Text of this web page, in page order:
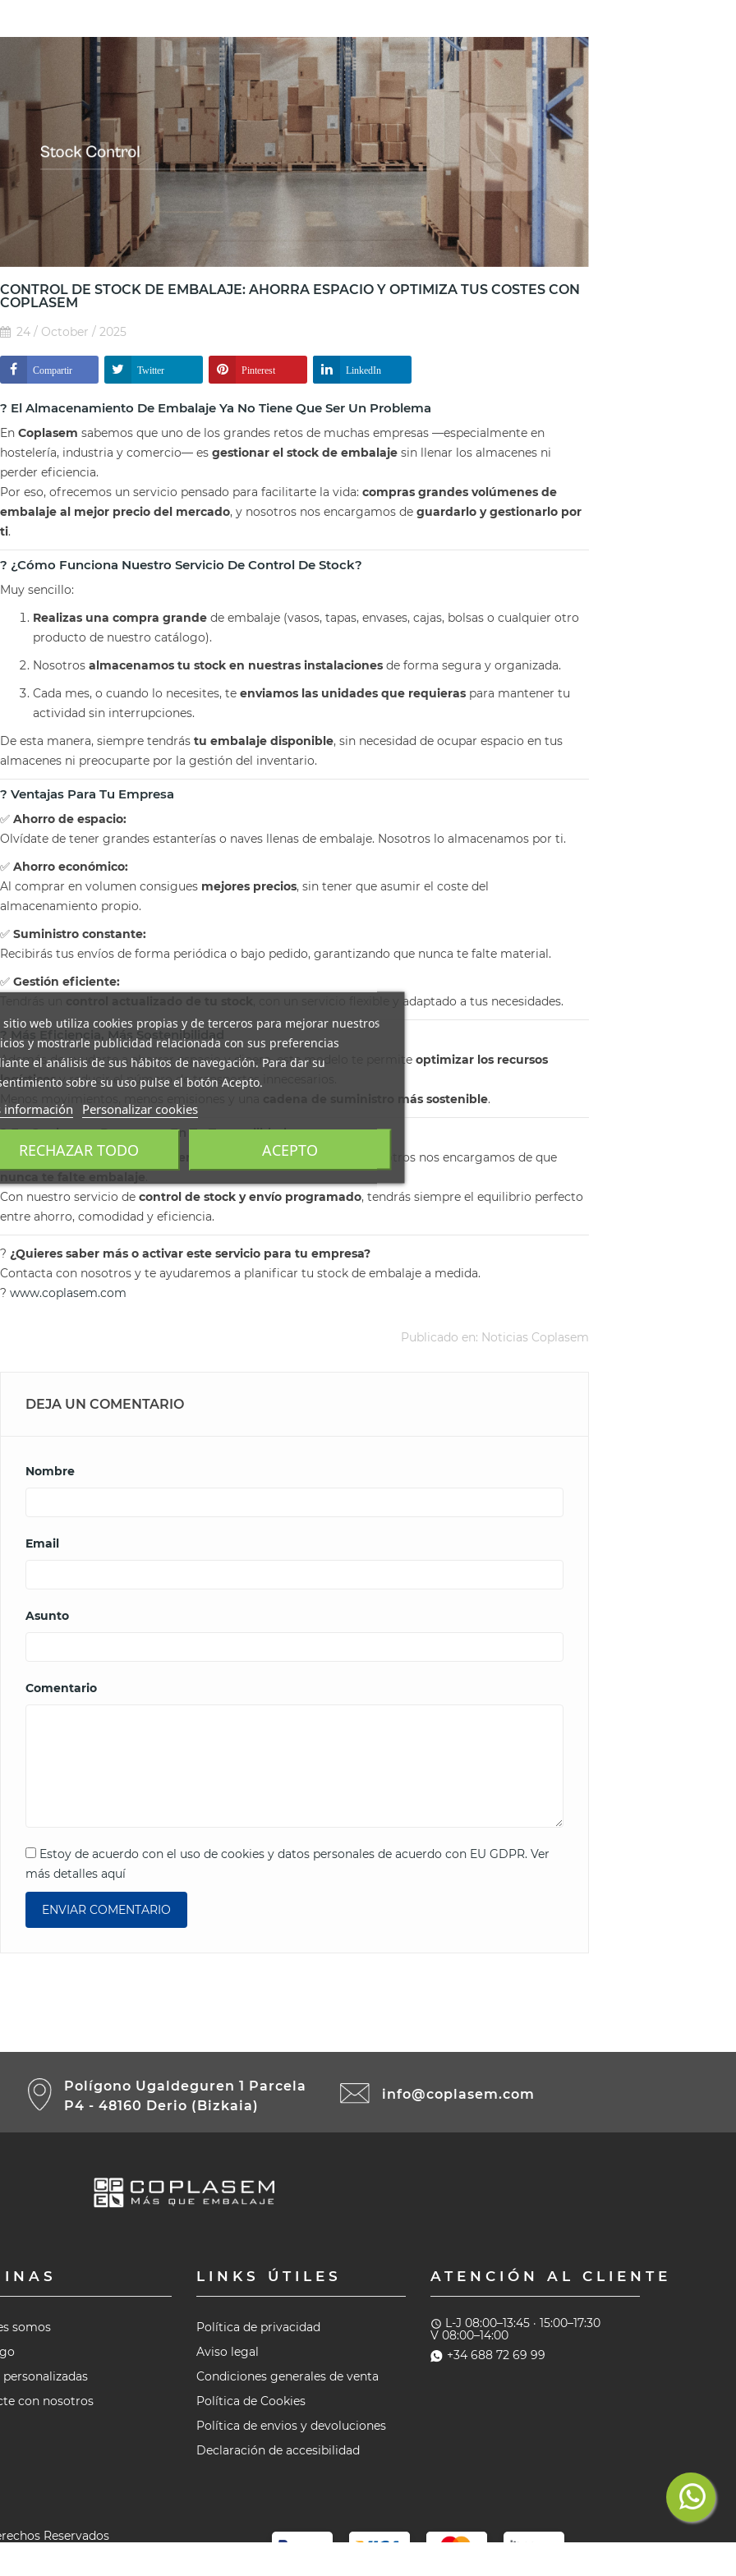
CONTROL DE STOCK DE EMBALAJE: AHORRA ESPACIO Y OPTIMIZA TUS COSTES CON
COPLASEM
24 / October / 2025
Compartir Twitter Pinterest LinkedIn
? El Almacenamiento De Embalaje Ya No Tiene Que Ser Un Problema
EnCoplasem sabemos que uno de los grandes retos de muchas empresas —especialmente en
hostelería, industria y comercio— esgestionar el stock de embalaje sin llenar los almacenes ni
perder eficiencia.
Por eso, ofrecemos un servicio pensado para facilitarte la vida:compras grandes volúmenes de
embalaje al mejor precio del mercado, y nosotros nos encargamos deguardarlo y gestionarlo por
ti.
? ¿Cómo Funciona Nuestro Servicio De Control De Stock?
Muy sencillo:
Realizas una compra grande de embalaje (vasos, tapas, envases, cajas, bolsas o cualquier otro
producto de nuestro catálogo).
Nosotrosalmacenamos tu stock en nuestras instalaciones de forma segura y organizada.
Cada mes, o cuando lo necesites, teenviamos las unidades que requieras para mantener tu
actividad sin interrupciones.
De esta manera, siempre tendrástu embalaje disponible, sin necesidad de ocupar espacio en tus
almacenes ni preocuparte por la gestión del inventario.
? Ventajas Para Tu Empresa
✅Ahorro de espacio:
Olvídate de tener grandes estanterías o naves llenas de embalaje. Nosotros lo almacenamos por ti.
✅Ahorro económico:
Al comprar en volumen consigues mejores precios, sin tener que asumir el coste del
almacenamiento propio.
✅Suministro constante:
Recibirás tus envíos de forma periódica o bajo pedido, garantizando que nunca te falte material.
✅Gestión eficiente:
, con un servicio flexible y adaptado a tus necesidades.
? Más Eficiencia, Más Sostenibilidad
Además de ayudarte a ahorrar espacio y dinero, este modelo te permiteoptimizar los recursos
logísticosy reducir el número de transportes innecesarios.
cadena de suministro más sostenible.
? En Coplasem, Pensamos En Tu Tranquilidad
Nuestro objetivo es que tú te centres en tu negocio , mientras nosotros nos encargamos de que
Con nuestro servicio decontrol de stock y envío programado, tendrás siempre el equilibrio perfecto
entre ahorro, comodidad y eficiencia.
?¿Quieres saber más o activar este servicio para tu empresa?
Contacta con nosotros y te ayudaremos a planificar tu stock de embalaje a medida.
?www.coplasem.com
Publicado en: Noticias Coplasem
DEJA UN COMENTARIO
Nombre
Email
Asunto
Comentario
Estoy de acuerdo con el uso de cookies y datos personales de acuerdo con EU GDPR.Ver
más detalles aquí
Polígono Ugaldeguren 1 Parcela
P4 - 48160 Derio (Bizkaia)
info@coplasem.com
somos
personalizadas
con nosotros
LINKS ÚTILES
Política de privacidad
Aviso legal
Condiciones generales de venta
Política de Cookies
Política de envios y devoluciones
Declaración de accesibilidad
ATENCIÓN AL CLIENTE
access_time L-J 08:00–13:45 · 15:00–17:30
V 08:00–14:00
+34 688 72 69 99
sitio web utiliza cookies propias y de terceros para mejorar nuestros
y mostrarle publicidad relacionada con sus preferencias
el análisis de sus hábitos de navegación. Para dar su
sobre su uso pulse el botón Acepto.
información Personalizar cookies
RECHAZAR TODO ACEPTO
Reservados